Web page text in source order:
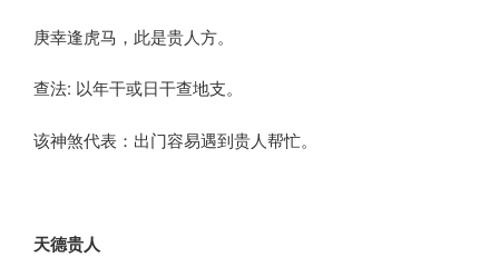
庚幸逢虎马，此是贵人方。
查法: 以年干或日干查地支。
该神煞代表：出门容易遇到贵人帮忙。
天德贵人